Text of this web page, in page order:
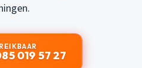
019 57 27